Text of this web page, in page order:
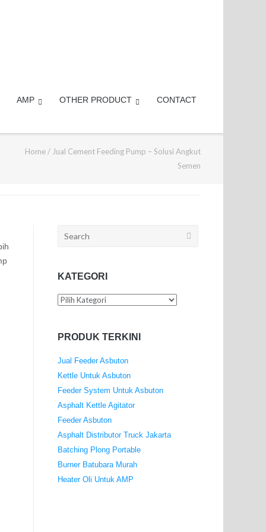
AMP OTHER PRODUCT CONTACT
Home / Jual Cement Feeding Pump – Solusi Angkut
Semen
Search
KATEGORI
Kategori
PRODUK TERKINI
Jual Feeder Asbuton
Kettle Untuk Asbuton
Feeder System Untuk Asbuton
Asphalt Kettle Agitator
Feeder Asbuton
Asphalt Distributor Truck Jakarta
Batching Plong Portable
Burner Batubara Murah
Heater Oli Untuk AMP